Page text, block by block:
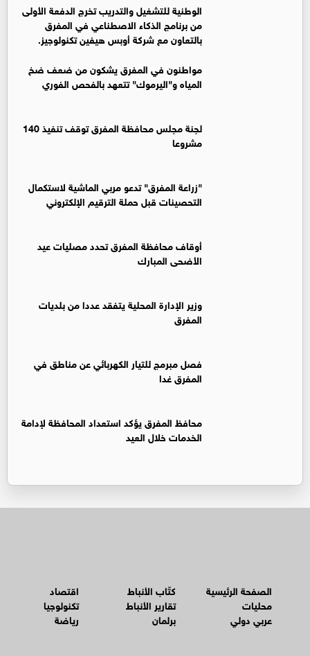
الوطنية للتشغيل والتدريب تخرج الدفعة الأولى
من برنامج الذكاء الاصطناعي في المفرق
بالتعاون مع شركة أوبس هيفين تكنولوجيز.
مواطنون في المفرق يشكون من ضعف ضخ
المياه و"اليرموك" تتعهد بالفحص الفوري
لجنة مجلس محافظة المفرق توقف تنفيذ 140
مشروعا
"زراعة المفرق" تدعو مربي الماشية لاستكمال
التحصينات قبل حملة الترقيم الإلكتروني
أوقاف محافظة المفرق تحدد مصليات عيد
الأضحى المبارك
وزير الإدارة المحلية يتفقد عددا من بلديات
المفرق
فصل مبرمج للتيار الكهربائي عن مناطق في
المفرق غدا
محافظ المفرق يؤكد استعداد المحافظة لإدامة
الخدمات خلال العيد
الصفحة الرئيسية
محليات
عربي دولي
كتّاب الأنباط
تقارير الأنباط
برلمان
اقتصاد
تكنولوجيا
رياضة